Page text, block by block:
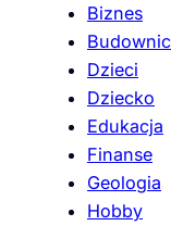
Biznes
Dzieci
Dziecko
Edukacja
Finanse
Geologia
Hobby